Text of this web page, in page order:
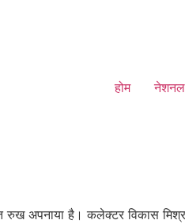
होम
अपनाया है। कलेक्टर विकास